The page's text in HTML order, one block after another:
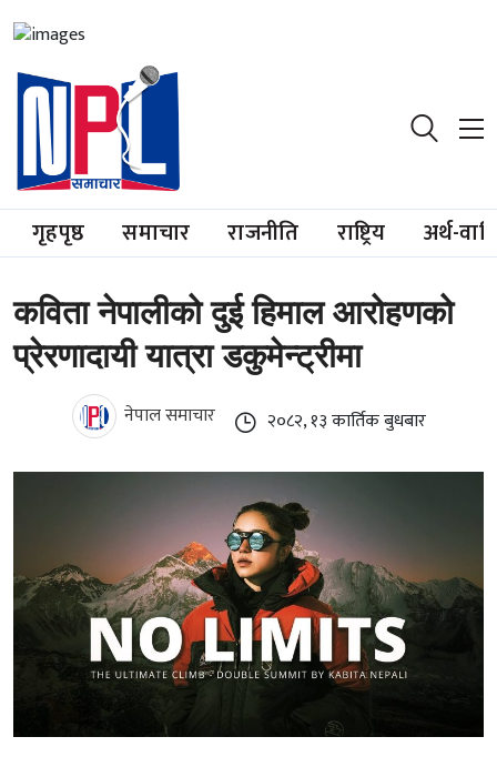
गृहपृष्ठ समाचार राजनीति राष्ट्रिय अर्थ-
कविता नेपालीको दुई हिमाल आरोहणको
प्रेरणादायी यात्रा डकुमेन्ट्रीमा
नेपाल समाचार २०८२, १३ कार्तिक बुधबार